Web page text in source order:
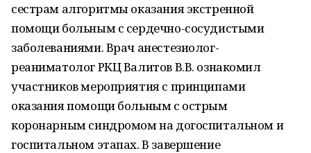
сестрам алгоритмы оказания экстренной
помощи больным с сердечно-сосудистыми
заболеваниями. Врач анестезиолог-
реаниматолог РКЦ Валитов В.В. ознакомил
участников мероприятия с принципами
оказания помощи больным с острым
коронарным синдромом на догоспитальном и
госпитальном этапах. В завершение